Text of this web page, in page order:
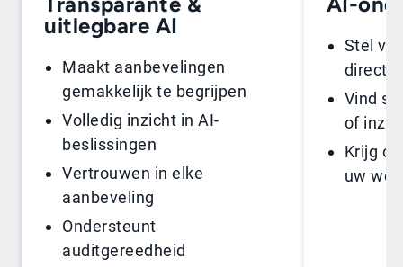
uitlegbare AI
Maakt aanbevelingen
gemakkelijk te begrijpen
Volledig inzicht in AI-
beslissingen
Vertrouwen in elke
aanbeveling
Ondersteunt
auditgereedheid
Stel
direct
Vind
of
Krijg
uw